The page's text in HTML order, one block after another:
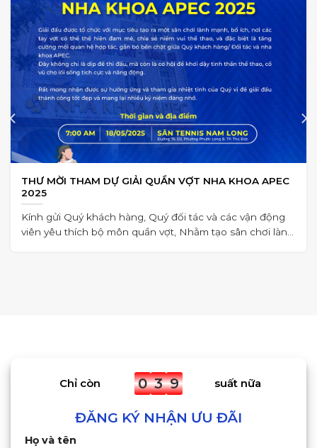
THƯ MỜI THAM DỰ GIẢI QUẦN VỢT NHA KHOA APEC
2025
Kính gửi Quý khách hàng, Quý đối tác và các vận động
viên yêu thích bộ môn quần vợt, Nhằm tạo sân chơi lành
Chỉ còn 0 3 9 suất nữa
ĐĂNG KÝ NHẬN ƯU ĐÃI
Họ và tên